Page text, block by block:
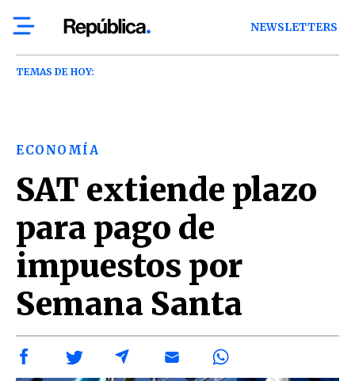
NEWSLETTERS
TEMAS DE HOY:
ECONOMÍA
SAT extiende plazo
para pago de
impuestos por
Semana Santa